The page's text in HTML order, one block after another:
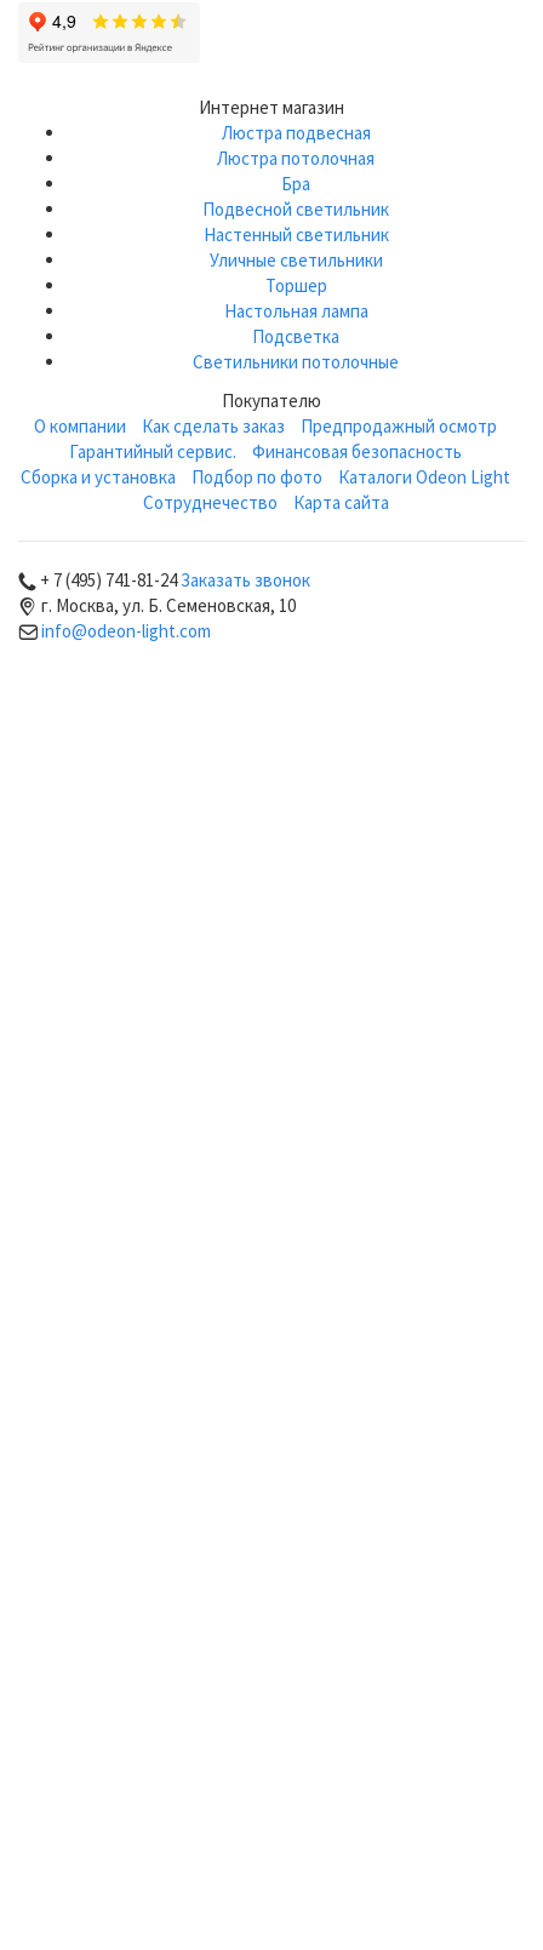
Интернет магазин
Люстра подвесная
Люстра потолочная
Бра
Подвесной светильник
Настенный светильник
Уличные светильники
Торшер
Настольная лампа
Подсветка
Светильники потолочные
Покупателю
О компании
Как сделать заказ
Предпродажный осмотр
Гарантийный сервис.
Финансовая безопасность
Сборка и установка
Подбор по фото
Каталоги Odeon Light
Сотруднечество
Карта сайта
+ 7 (495) 741-81-24Заказать звонок
г. Москва, ул. Б. Семеновская, 10
info@odeon-light.com